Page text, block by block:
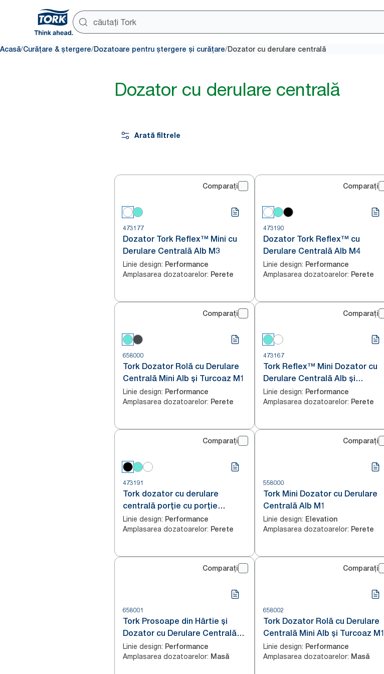
Acasă/Curățare & ștergere/Dozatoare pentru ștergere și curățare/Dozator cu derulare centrală
Dozator cu derulare centrală
Arată filtrele
Comparați
473177
Dozator Tork Reflex™ Mini cu
Derulare Centrală Alb M3
Linie design: Performance
Amplasarea dozatoarelor: Perete
Comparați
473190
Dozator Tork Reflex™ cu
Derulare Centrală Alb M4
Linie design: Performance
Amplasarea dozatoarelor: Perete
Comparați
658000
Tork Dozator Rolă cu Derulare
Centrală Mini Alb și Turcoaz M1
Linie design: Performance
Amplasarea dozatoarelor: Perete
Comparați
473167
Tork Reflex™ Mini Dozator cu
Derulare Centrală Alb și
Turcoaz M3
Linie design: Performance
Amplasarea dozatoarelor: Perete
Comparați
473191
Tork dozator cu derulare
centrală porție cu porție
Reflex™ Negru M4
Linie design: Performance
Amplasarea dozatoarelor: Perete
Comparați
558000
Tork Mini Dozator cu Derulare
Centrală Alb M1
Linie design: Elevation
Amplasarea dozatoarelor: Perete
Comparați
658001
Tork Prosoape din Hârtie și
Dozator cu Derulare Centrală
Mini Alb și Turcoaz M1
Linie design: Performance
Amplasarea dozatoarelor: Masă
Comparați
658002
Tork Dozator Rolă cu Derulare
Centrală Mini Alb și Turcoaz M1
Linie design: Performance
Amplasarea dozatoarelor: Masă